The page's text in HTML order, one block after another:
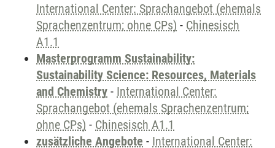
International Center: Sprachangebot (ehemals
Sprachenzentrum; ohne CPs) - Chinesisch
A1.1
Masterprogramm Sustainability:
Sustainability Science: Resources, Materials
and Chemistry - International Center:
Sprachangebot (ehemals Sprachenzentrum;
ohne CPs) - Chinesisch A1.1
zusätzliche Angebote - International Center: